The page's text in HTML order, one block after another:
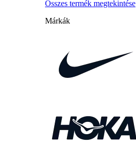
Összes termék megtekintése
Márkák